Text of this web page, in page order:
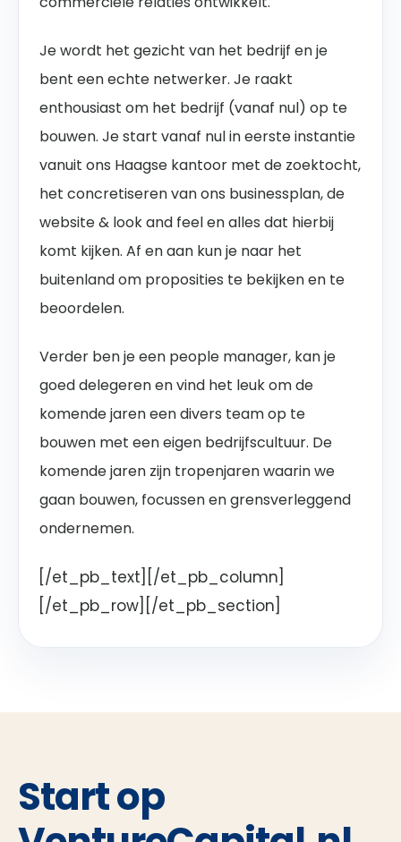
Je wordt het gezicht van het bedrijf en je
bent een echte netwerker. Je raakt
enthousiast om het bedrijf (vanaf nul) op te
bouwen. Je start vanaf nul in eerste instantie
vanuit ons Haagse kantoor met de zoektocht,
het concretiseren van ons businessplan, de
website & look and feel en alles dat hierbij
komt kijken. Af en aan kun je naar het
buitenland om proposities te bekijken en te
beoordelen.
Verder ben je een people manager, kan je
goed delegeren en vind het leuk om de
komende jaren een divers team op te
bouwen met een eigen bedrijfscultuur. De
komende jaren zijn tropenjaren waarin we
gaan bouwen, focussen en grensverleggend
ondernemen.
[/et_pb_text][/et_pb_column]
[/et_pb_row][/et_pb_section]
Start op